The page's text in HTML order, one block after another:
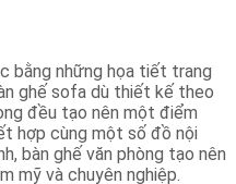
bằng những họa tiết trang
ghế sofa dù thiết kế theo
đều tạo nên một điểm
hợp cùng một số đồ nội
bàn ghế văn phòng tạo nên
mỹ và chuyên nghiệp.